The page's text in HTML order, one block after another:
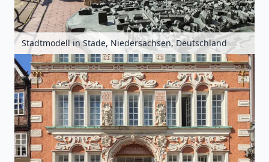
Stadtmodell in Stade, Niedersachsen, Deutschland